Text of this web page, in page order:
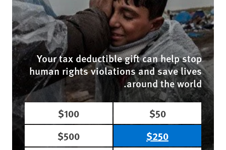
Your tax deductible gift can help stop
human rights violations and save lives
around the world.
$50
$100
$250
$500